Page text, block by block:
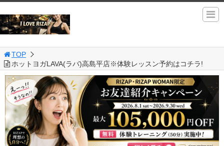
TOP
ホットヨガLAVA(ラバ)高島平店※体験レッスン予約はコチラ!